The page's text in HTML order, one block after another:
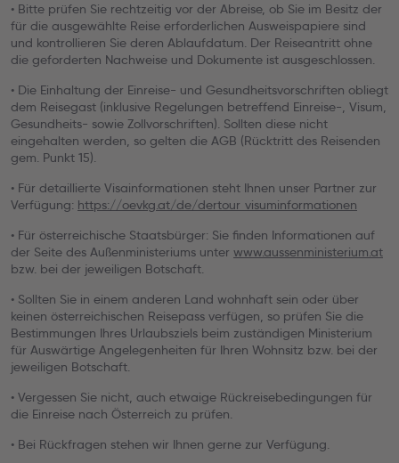
• Bitte prüfen Sie rechtzeitig vor der Abreise, ob Sie im Besitz der
für die ausgewählte Reise erforderlichen Ausweispapiere sind
und kontrollieren Sie deren Ablaufdatum. Der Reiseantritt ohne
die geforderten Nachweise und Dokumente ist ausgeschlossen.
• Die Einhaltung der Einreise- und Gesundheitsvorschriften obliegt
dem Reisegast (inklusive Regelungen betreffend Einreise-, Visum,
Gesundheits- sowie Zollvorschriften). Sollten diese nicht
eingehalten werden, so gelten die AGB (Rücktritt des Reisenden
gem. Punkt 15).
• Für detaillierte Visainformationen steht Ihnen unser Partner zur
Verfügung: https://oevkg.at/de/dertour_visuminformationen
• Für österreichische Staatsbürger: Sie finden Informationen auf
der Seite des Außenministeriums unter www.aussenministerium.at
bzw. bei der jeweiligen Botschaft.
• Sollten Sie in einem anderen Land wohnhaft sein oder über
keinen österreichischen Reisepass verfügen, so prüfen Sie die
Bestimmungen Ihres Urlaubsziels beim zuständigen Ministerium
für Auswärtige Angelegenheiten für Ihren Wohnsitz bzw. bei der
jeweiligen Botschaft.
• Vergessen Sie nicht, auch etwaige Rückreisebedingungen für
die Einreise nach Österreich zu prüfen.
• Bei Rückfragen stehen wir Ihnen gerne zur Verfügung.